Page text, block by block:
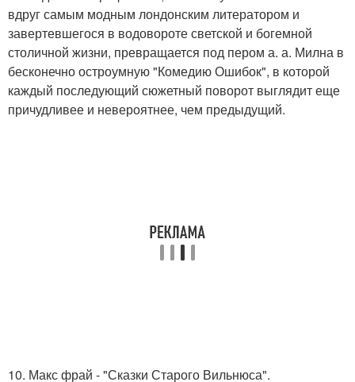
вдруг самым модным лондонским литератором и
завертевшегося в водовороте светской и богемной
столичной жизни, превращается под пером а. а. Милна в
бесконечно остроумную "Комедию Ошибок", в которой
каждый последующий сюжетный поворот выглядит еще
причудливее и невероятнее, чем предыдущий.
10. Макс фрай - "Сказки Старого Вильнюса".